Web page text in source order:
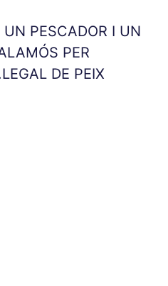
PESCADOR I UN
PER
DE PEIX